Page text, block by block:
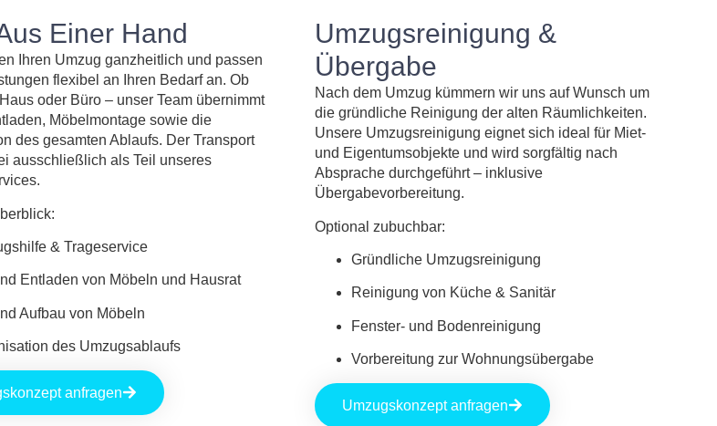
Einer Hand
Ihren Umzug ganzheitlich und passen
flexibel an Ihren Bedarf an. Ob
oder Büro – unser Team übernimmt
Möbelmontage sowie die
des gesamten Ablaufs. Der Transport
ausschließlich als Teil unseres
& Trageservice
Entladen von Möbeln und Hausrat
Aufbau von Möbeln
des Umzugsablaufs
anfragen
Umzugsreinigung &
Übergabe
Nach dem Umzug kümmern wir uns auf Wunsch um
die gründliche Reinigung der alten Räumlichkeiten.
Unsere Umzugsreinigung eignet sich ideal für Miet-
und Eigentumsobjekte und wird sorgfältig nach
Absprache durchgeführt – inklusive
Übergabevorbereitung.
Optional zubuchbar:
Gründliche Umzugsreinigung
Reinigung von Küche & Sanitär
Fenster- und Bodenreinigung
Vorbereitung zur Wohnungsübergabe
Umzugskonzept anfragen